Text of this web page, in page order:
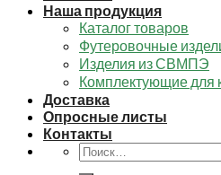
Наша продукция
Каталог товаров
Футеровочные
Изделия из СВМПЭ
Комплектующие для
Доставка
Опросные листы
Контакты
Искать: